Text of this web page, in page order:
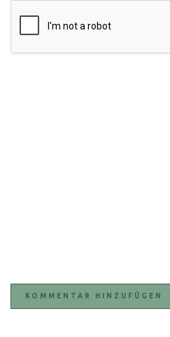
KOMMENTAR HINZUFÜGEN